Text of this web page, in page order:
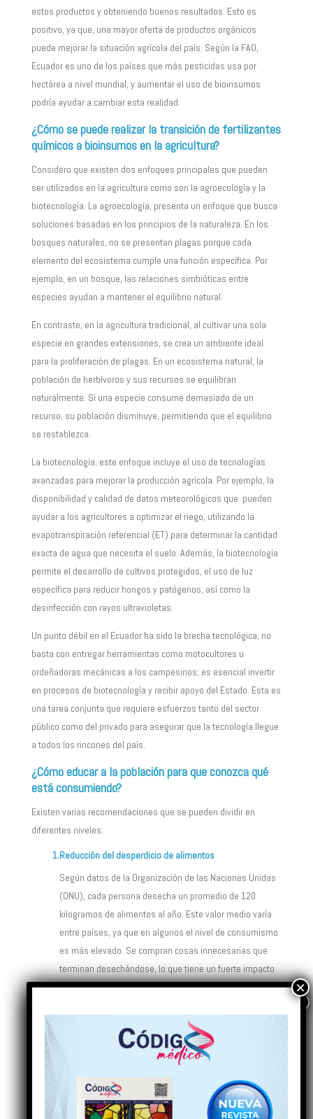
estos productos y obteniendo buenos resultados. Esto es
positivo, ya que, una mayor oferta de productos orgánicos
puede mejorar la situación agrícola del país. Según la FAO,
Ecuador es uno de los países que más pesticidas usa por
hectárea a nivel mundial, y aumentar el uso de bioinsumos
podría ayudar a cambiar esta realidad.
¿Cómo se puede realizar la transición de fertilizantes
químicos a bioinsumos en la agricultura?
Considero que existen dos enfoques principales que pueden
ser utilizados en la agricultura como son la agroecología y la
biotecnología. La agroecología, presenta un enfoque que busca
soluciones basadas en los principios de la naturaleza. En los
bosques naturales, no se presentan plagas porque cada
elemento del ecosistema cumple una función específica. Por
ejemplo, en un bosque, las relaciones simbióticas entre
especies ayudan a mantener el equilibrio natural.
En contraste, en la agricultura tradicional, al cultivar una sola
especie en grandes extensiones, se crea un ambiente ideal
para la proliferación de plagas. En un ecosistema natural, la
población de herbívoros y sus recursos se equilibran
naturalmente. Si una especie consume demasiado de un
recurso, su población disminuye, permitiendo que el equilibrio
se restablezca.
La biotecnología, este enfoque incluye el uso de tecnologías
avanzadas para mejorar la producción agrícola. Por ejemplo, la
disponibilidad y calidad de datos meteorológicos que pueden
ayudar a los agricultores a optimizar el riego, utilizando la
evapotranspiración referencial (ET) para determinar la cantidad
exacta de agua que necesita el suelo. Además, la biotecnología
permite el desarrollo de cultivos protegidos, el uso de luz
específica para reducir hongos y patógenos, así como la
desinfección con rayos ultravioletas.
Un punto débil en el Ecuador ha sido la brecha tecnológica, no
basta con entregar herramientas como motocultores u
ordeñadoras mecánicas a los campesinos; es esencial invertir
en procesos de biotecnología y recibir apoyo del Estado. Esta es
una tarea conjunta que requiere esfuerzos tanto del sector
público como del privado para asegurar que la tecnología llegue
a todos los rincones del país.
¿Cómo educar a la población para que conozca qué
está consumiendo?
Existen varias recomendaciones que se pueden dividir en
diferentes niveles:
1.Reducción del desperdicio de alimentos
Según datos de la Organización de las Naciones Unidas
(ONU), cada persona desecha un promedio de 120
kilogramos de alimentos al año. Este valor medio varía
entre países, ya que en algunos el nivel de consumismo
es más elevado. Se compran cosas innecesarias que
terminan desechándose, lo que tiene un fuerte impacto
ambiental. Es crucial educar a los consumidores para
necesiten, evitando el desperdicio.
Al desechar alimentos, especialmente los elaborados,
se desperdician todos los recursos utilizados en su
producción y distribución, como agua y energía.
2.Compra consciente y local